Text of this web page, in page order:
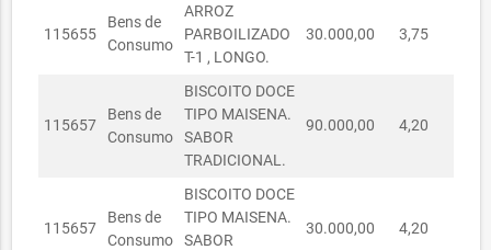
EDUCAÇÃO
SECRETARIA
MUNICIPAL
DA
EDUCAÇÃO
13/03/2023
SECRETARIA
MUNICIPAL
DA
EDUCAÇÃO
10/05/2023
115655
Bens de
Consumo
ARROZ
PARBOILIZADO
T-1 , LONGO.
30.000,00 3,75
115657
Bens de
Consumo
BISCOITO DOCE
TIPO MAISENA.
SABOR
TRADICIONAL.
90.000,00 4,20
115657
Bens de
Consumo
BISCOITO DOCE
TIPO MAISENA.
SABOR
30.000,00 4,20